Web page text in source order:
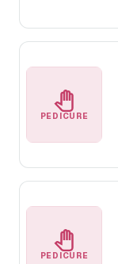
PEDICURE
PEDICURE